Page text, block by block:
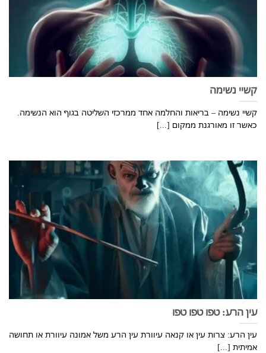
קשיי נשימה
קשיי נשימה – בריאות והחלמה אחד ממרכזי השליטה בגוף הוא הנשימה.
כאשר זו מאורגנת ממקום [...]
עין הרע: טפו טפו טפו
עין הרע: צרות עין או קנאה עיוורת עין הרע משל אמונה עיוורת או תחושה
אמיתית [...]